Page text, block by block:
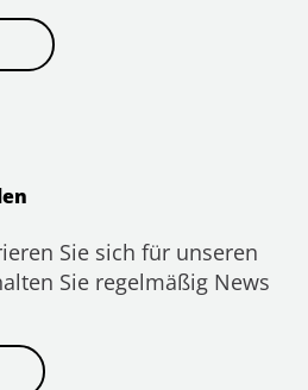
Sie sich für unseren
Sie regelmäßig News